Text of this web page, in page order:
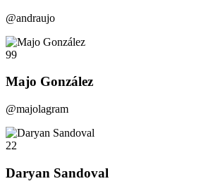
@andraujo
99
Majo González
@majolagram
22
Daryan Sandoval